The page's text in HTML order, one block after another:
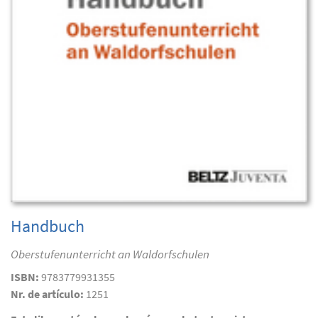
Handbuch
Oberstufenunterricht an Waldorfschulen
ISBN: 9783779931355
Nr. de artículo: 1251